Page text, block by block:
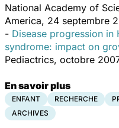
National Academy of
America, 24 septembre
- Disease progression
syndrome: impact on
Pediactrics, octobre
En savoir plus
ENFANT RECHERCHE
ARCHIVES